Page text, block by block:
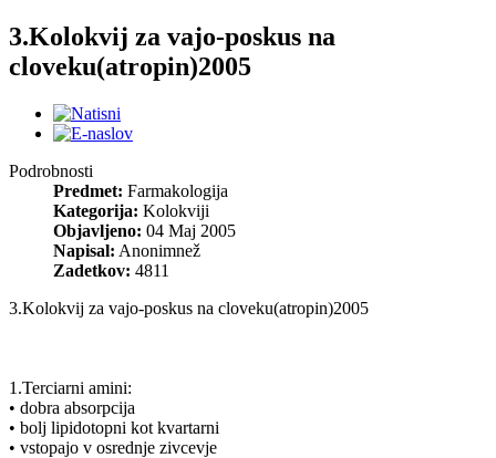
3.Kolokvij za vajo-poskus na
cloveku(atropin)2005
Podrobnosti
Predmet: Farmakologija
Kategorija: Kolokviji
Objavljeno: 04 Maj 2005
Napisal: Anonimnež
Zadetkov: 4811
3.Kolokvij za vajo-poskus na cloveku(atropin)2005
1.Terciarni amini:
• dobra absorpcija
• bolj lipidotopni kot kvartarni
• vstopajo v osrednje zivcevje